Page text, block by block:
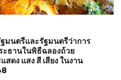
มนตรีและรัฐมนตรีว่าการ
ะธานในพิธีฉลองถ้วย
ดง แสง สี เสียง ในงาน